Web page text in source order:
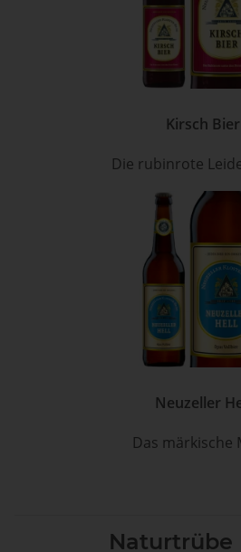
Kirsch Bier
Die rubinrote
Neuzeller
Das märkische
Naturtrübe